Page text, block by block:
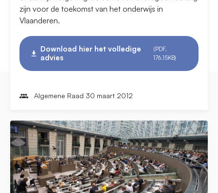
zijn voor de toekomst van het onderwijs in
Vlaanderen.
Download hier het volledige
advies
(PDF,
176.15KB)
Algemene Raad 30 maart 2012